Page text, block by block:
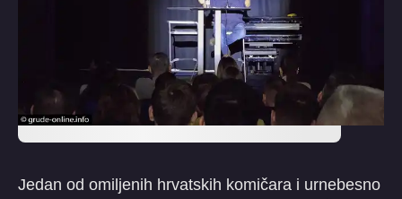
Jedan od omiljenih hrvatskih komičara i urnebesno